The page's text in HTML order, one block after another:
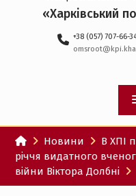
технологій
Збройних
участю ХПІ
іспанського
партнерства
«Харківський
+38 (057) 707-66-
Новини
В ХПІ
річчя видатного
війни Віктора Долбні